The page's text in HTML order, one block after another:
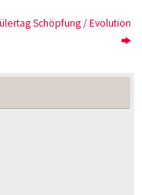
Schöpfung / Evolution